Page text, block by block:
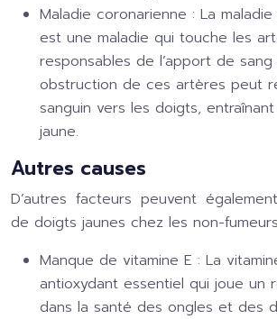
Maladie coronarienne : La
est une maladie qui touche les
responsables de l’apport de
obstruction de ces artères peut
sanguin vers les doigts,
jaune.
Autres causes
D’autres facteurs peuvent
de doigts jaunes chez les non-
Manque de vitamine E : La
antioxydant essentiel qui joue un
dans la santé des ongles et des